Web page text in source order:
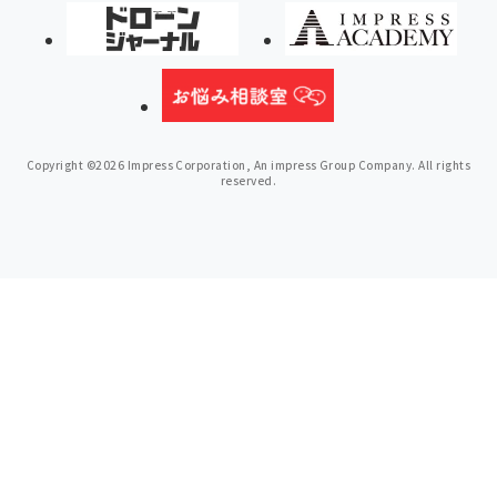
Copyright ©2026 Impress Corporation, An impress Group Company. All rights
reserved.